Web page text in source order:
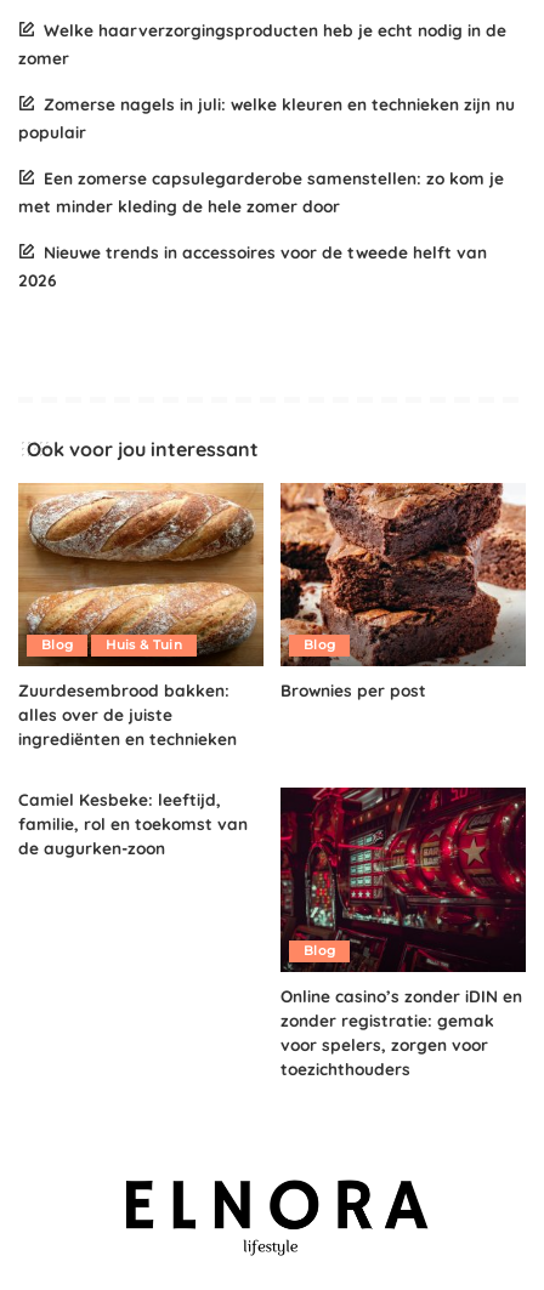
Welke haarverzorgingsproducten heb je echt nodig in de
zomer
Zomerse nagels in juli: welke kleuren en technieken zijn nu
populair
Een zomerse capsulegarderobe samenstellen: zo kom je
met minder kleding de hele zomer door
Nieuwe trends in accessoires voor de tweede helft van
2026
Ook voor jou interessant
Blog Huis & Tuin
Zuurdesembrood bakken:
alles over de juiste
ingrediënten en technieken
Blog
Brownies per post
Camiel Kesbeke: leeftijd,
familie, rol en toekomst van
de augurken-zoon
Blog
Online casino’s zonder iDIN en
zonder registratie: gemak
voor spelers, zorgen voor
toezichthouders